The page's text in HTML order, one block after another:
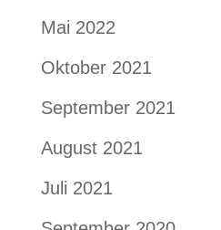
Mai 2022
Oktober 2021
September 2021
August 2021
Juli 2021